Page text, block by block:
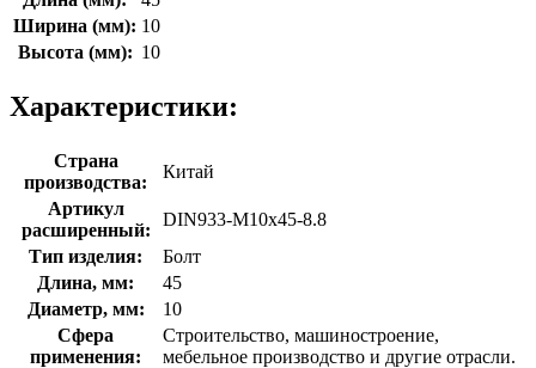
Ширина (мм): 10
Высота (мм): 10
Характеристики:
Страна
производства:
Китай
Артикул
расширенный:
DIN933-М10х45-8.8
Тип изделия:
Болт
Длина, мм:
45
Диаметр, мм:
10
Сфера
применения:
Строительство, машиностроение,
мебельное производство и другие отрасли.